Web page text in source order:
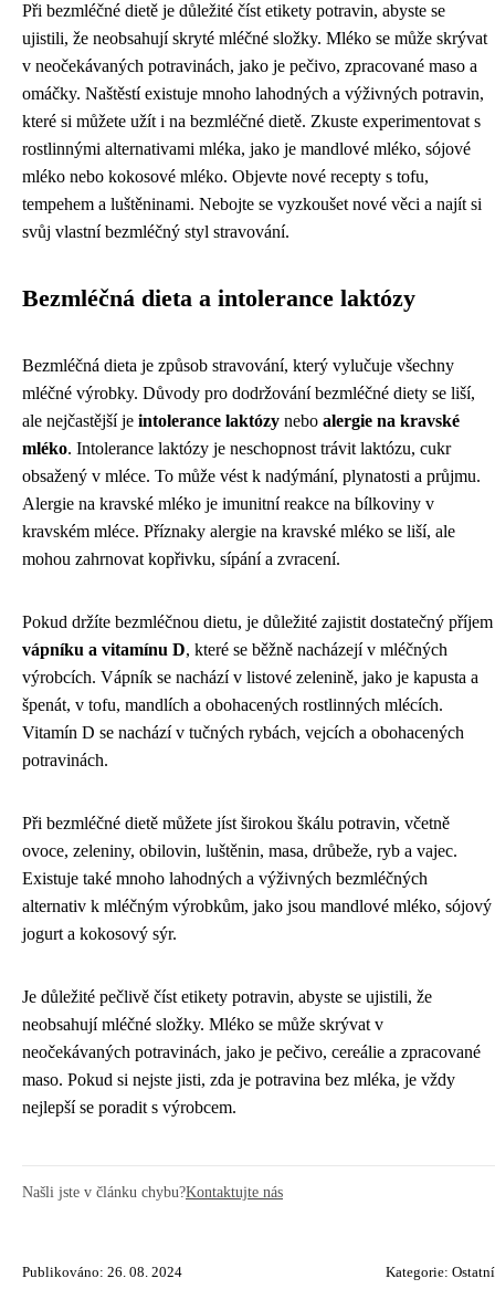
Při bezmléčné dietě je důležité číst etikety potravin, abyste se
ujistili, že neobsahují skryté mléčné složky. Mléko se může skrývat
v neočekávaných potravinách, jako je pečivo, zpracované maso a
omáčky. Naštěstí existuje mnoho lahodných a výživných potravin,
které si můžete užít i na bezmléčné dietě. Zkuste experimentovat s
rostlinnými alternativami mléka, jako je mandlové mléko, sójové
mléko nebo kokosové mléko. Objevte nové recepty s tofu,
tempehem a luštěninami. Nebojte se vyzkoušet nové věci a najít si
svůj vlastní bezmléčný styl stravování.
Bezmléčná dieta a intolerance laktózy
Bezmléčná dieta je způsob stravování, který vylučuje všechny
mléčné výrobky. Důvody pro dodržování bezmléčné diety se liší,
ale nejčastější je intolerance laktózy nebo alergie na kravské
mléko. Intolerance laktózy je neschopnost trávit laktózu, cukr
obsažený v mléce. To může vést k nadýmání, plynatosti a průjmu.
Alergie na kravské mléko je imunitní reakce na bílkoviny v
kravském mléce. Příznaky alergie na kravské mléko se liší, ale
mohou zahrnovat kopřivku, sípání a zvracení.
Pokud držíte bezmléčnou dietu, je důležité zajistit dostatečný příjem
vápníku a vitamínu D, které se běžně nacházejí v mléčných
výrobcích. Vápník se nachází v listové zelenině, jako je kapusta a
špenát, v tofu, mandlích a obohacených rostlinných mlécích.
Vitamín D se nachází v tučných rybách, vejcích a obohacených
potravinách.
Při bezmléčné dietě můžete jíst širokou škálu potravin, včetně
ovoce, zeleniny, obilovin, luštěnin, masa, drůbeže, ryb a vajec.
Existuje také mnoho lahodných a výživných bezmléčných
alternativ k mléčným výrobkům, jako jsou mandlové mléko, sójový
jogurt a kokosový sýr.
Je důležité pečlivě číst etikety potravin, abyste se ujistili, že
neobsahují mléčné složky. Mléko se může skrývat v
neočekávaných potravinách, jako je pečivo, cereálie a zpracované
maso. Pokud si nejste jisti, zda je potravina bez mléka, je vždy
nejlepší se poradit s výrobcem.
Našli jste v článku chybu?Kontaktujte nás
Publikováno: 26. 08. 2024 Kategorie: Ostatní